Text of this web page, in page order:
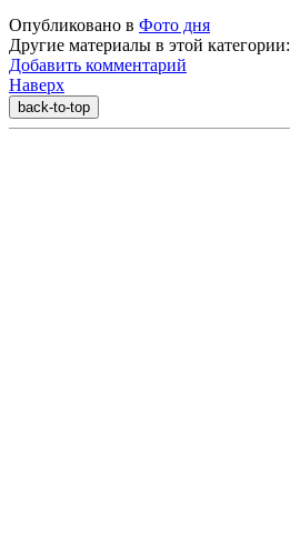
Опубликовано в Фото дня
Другие материалы в этой категории:
Добавить комментарий
Наверх
back-to-top